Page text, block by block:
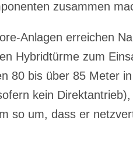
zusammen
Anlagen erreichen
Hybridtürme zum
80 bis über 85 Meter
kein
so um, dass er